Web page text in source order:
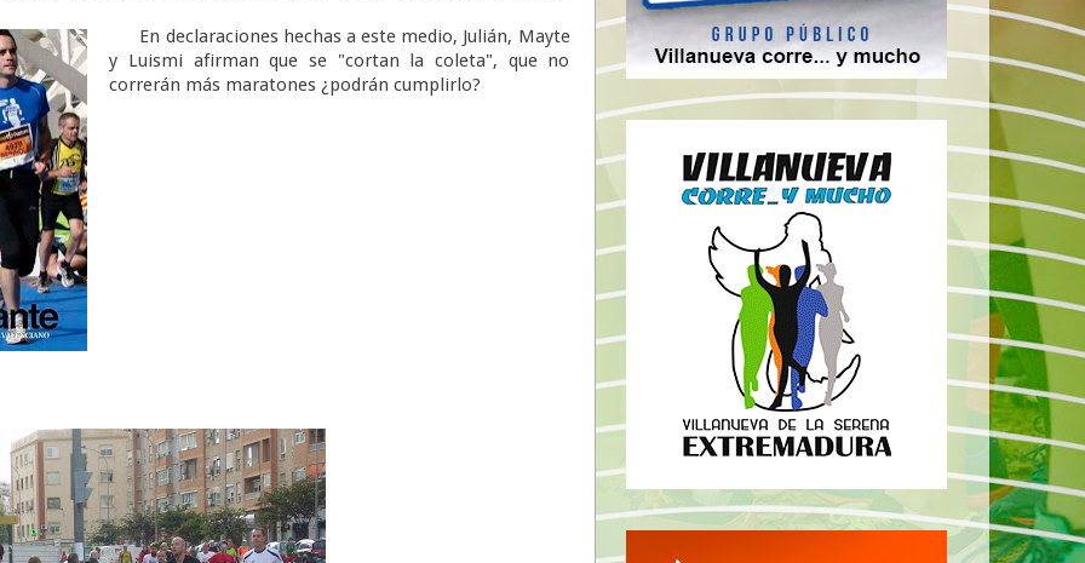
En declaraciones hechas a este medio, Julián, Mayte
y Luismi afirman que se "cortan la coleta", que no
correrán más maratones ¿podrán cumplirlo?